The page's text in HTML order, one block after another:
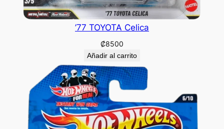
’77 TOYOTA Celica
₡8500
Añadir al carrito